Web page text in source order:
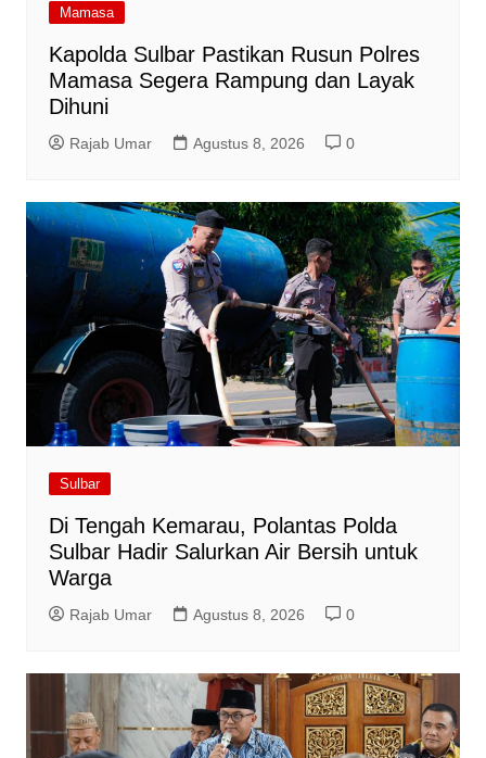
Mamasa
Kapolda Sulbar Pastikan Rusun Polres
Mamasa Segera Rampung dan Layak
Dihuni
Rajab Umar Agustus 8, 2026 0
Sulbar
Di Tengah Kemarau, Polantas Polda
Sulbar Hadir Salurkan Air Bersih untuk
Warga
Rajab Umar Agustus 8, 2026 0